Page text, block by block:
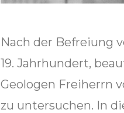
Nach der Befreiung
19. Jahrhundert,
Geologen Freiherrn
zu untersuchen. In